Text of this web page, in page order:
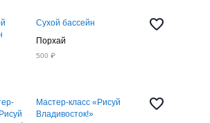
Сухой бассейн
Порхай
500 ₽
Мастер-класс «Рисуй
Владивосток!»